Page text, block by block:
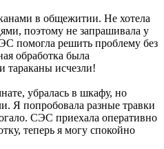
в общежитии. Не хотела
поэтому не запрашивала у
помогла решить проблему без
обработка была
тараканы исчезли!
убралась в шкафу, но
Я попробовала разные травки
СЭС приехала оперативно
теперь я могу спокойно